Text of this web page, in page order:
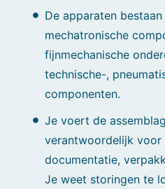
De apparaten
mechatronische
fijnmechanische
technische-,
componenten.
Je voert de
verantwoordelijk voor
documentatie,
Je weet storingen te